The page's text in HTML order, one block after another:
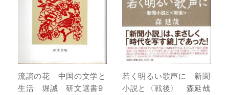
流謫の花 中国の文学と
生活 堀誠 研文選書9
若く明るい歌声に 新聞
小説と〈戦後〉 森延哉